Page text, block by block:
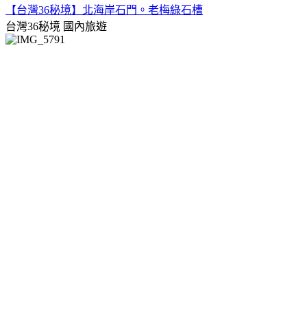
【台灣36秘境】北海岸石門。老梅綠石槽
台灣36秘境 國內旅遊